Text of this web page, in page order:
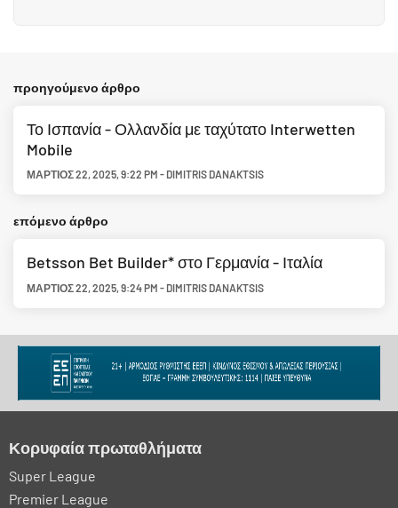
προηγούμενο άρθρο
Το Ισπανία - Ολλανδία με ταχύτατο Interwetten
Mobile
ΜΆΡΤΙΟΣ 22, 2025 9:22 PM - DIMITRIS DANAKTSIS
επόμενο άρθρο
Betsson Bet Builder* στο Γερμανία - Ιταλία
ΜΆΡΤΙΟΣ 22, 2025 9:24 PM - DIMITRIS DANAKTSIS
Κορυφαία πρωταθλήματα
Super League
Premier League